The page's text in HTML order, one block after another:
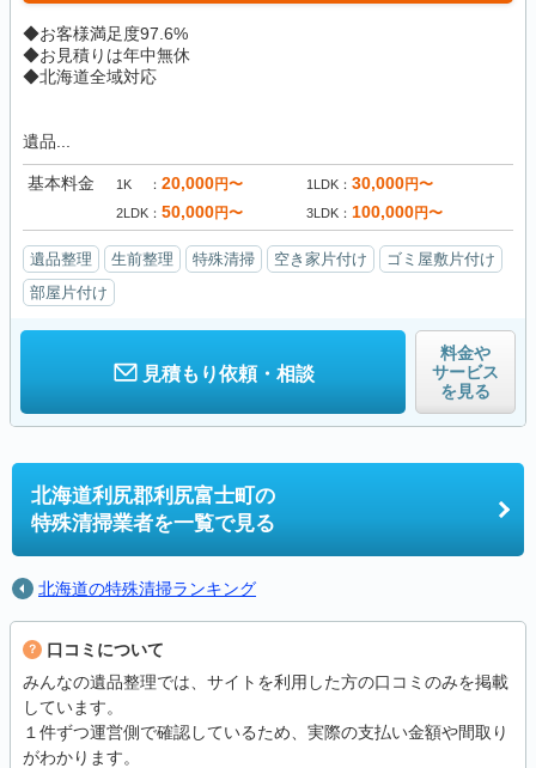
◆お客様満足度97.6%
◆お見積りは年中無休
◆北海道全域対応
遺品...
基本料金 1K 20,000円〜 1LDK 30,000円〜
2LDK 50,000円〜 3LDK 100,000円〜
遺品整理 生前整理 特殊清掃 空き家片付け
ゴミ屋敷片付け
部屋片付け
見積もり依頼・相談
料金や
サービス
を見る
北海道利尻郡利尻富士町の
特殊清掃業者を一覧で見る
北海道の特殊清掃ランキング
口コミについて
みんなの遺品整理では、サイトを利用した方の口コミのみを掲載
しています。
１件ずつ運営側で確認しているため、実際の支払い金額や間取り
がわかります。